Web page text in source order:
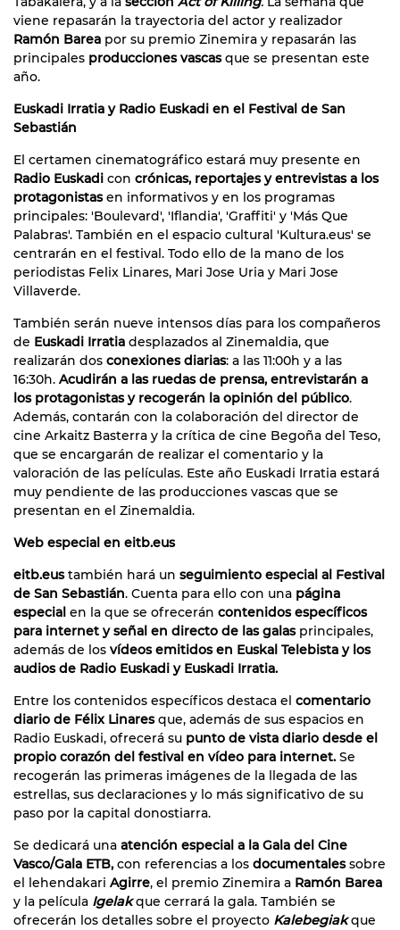
viene repasarán la trayectoria del actor y realizador
Ramón Barea por su premio Zinemira y repasarán las
principales producciones vascasque se presentan este
año.
Euskadi Irratia y Radio Euskadi en el Festival de San
Sebastián
El certamen cinematográfico estará muy presente en
Radio Euskadi con crónicas, reportajes y entrevistas a los
protagonistasen informativos y en los programas
principales: 'Boulevard', 'Iflandia', 'Graffiti' y 'Más Que
Palabras'. También en el espacio cultural 'Kultura.eus' se
centrarán en el festival. Todo ello de la mano de los
periodistas Felix Linares, Mari Jose Uria y Mari Jose
Villaverde.
También serán nueve intensos días para los compañeros
de Euskadi Irratia desplazados al Zinemaldia, que
realizarán dos conexiones diarias: a las 11:00h y a las
16:30h. Acudirán a las ruedas de prensa, entrevistarán a
los protagonistas y recogerán la opinión del público.
Además, contarán con la colaboración del director de
cine Arkaitz Basterra y la crítica de cine Begoña del Teso,
que se encargarán de realizar el comentario y la
valoración de las películas. Este año Euskadi Irratia estará
muy pendiente de las producciones vascas que se
presentan en el Zinemaldia.
Web especial en eitb.eus
eitb.eustambién hará un seguimiento especial al Festival
de San Sebastián. Cuenta para ello con una página
especial en la que se ofrecerán contenidos específicos
para internet y señal en directo de las galas principales,
además de los vídeos emitidos en Euskal Telebista y los
audios de Radio Euskadi y Euskadi Irratia.
Entre los contenidos específicos destaca el comentario
diario de Félix Linaresque, además de sus espacios en
Radio Euskadi, ofrecerá su punto de vista diario desde el
propio corazón del festival en vídeo para internet. Se
recogerán las primeras imágenes de la llegada de las
estrellas, sus declaraciones y lo más significativo de su
paso por la capital donostiarra.
Se dedicará una atención especial a la Gala del Cine
Vasco/Gala ETB, con referencias a los documentalessobre
el lehendakari Agirre, el premio Zinemira a Ramón Barea
y la película Igelak que cerrará la gala. También se
ofrecerán los detalles sobre el proyecto Kalebegiak que